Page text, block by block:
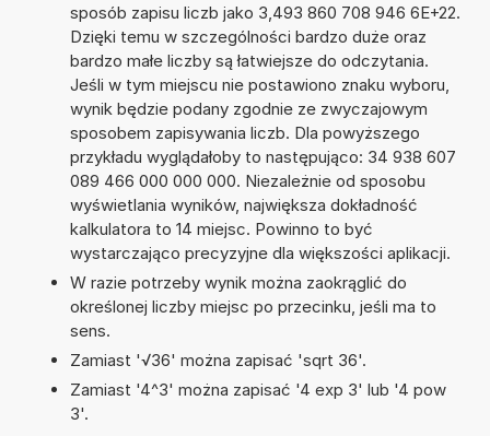
sposób zapisu liczb jako 3,493 860 708 946 6E+22.
Dzięki temu w szczególności bardzo duże oraz
bardzo małe liczby są łatwiejsze do odczytania.
Jeśli w tym miejscu nie postawiono znaku wyboru,
wynik będzie podany zgodnie ze zwyczajowym
sposobem zapisywania liczb. Dla powyższego
przykładu wyglądałoby to następująco: 34 938 607
089 466 000 000 000. Niezależnie od sposobu
wyświetlania wyników, największa dokładność
kalkulatora to 14 miejsc. Powinno to być
wystarczająco precyzyjne dla większości aplikacji.
W razie potrzeby wynik można zaokrąglić do
określonej liczby miejsc po przecinku, jeśli ma to
sens.
Zamiast '√36' można zapisać 'sqrt 36'.
Zamiast '4^3' można zapisać '4 exp 3' lub '4 pow
3'.